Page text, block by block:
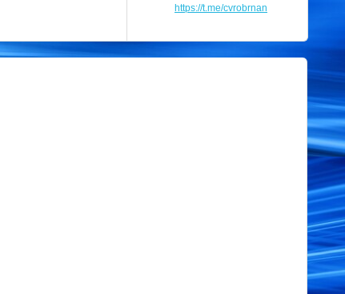
https://t.me/cvrobrnan